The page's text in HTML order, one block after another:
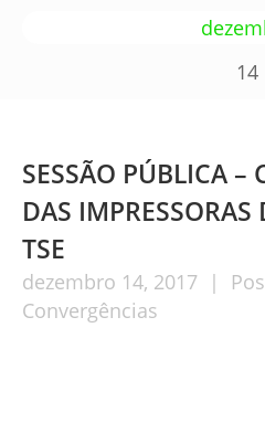
14
SESSÃO PÚBLICA –
DAS IMPRESSORAS
TSE
dezembro 14, 2017
Convergências